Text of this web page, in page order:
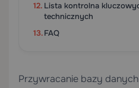
Lista kontrolna
technicznych
FAQ
Przywracanie bazy